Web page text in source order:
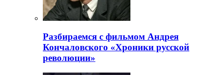
Разбираемся с фильмом Андрея
Кончаловского «Хроники русской
революции»